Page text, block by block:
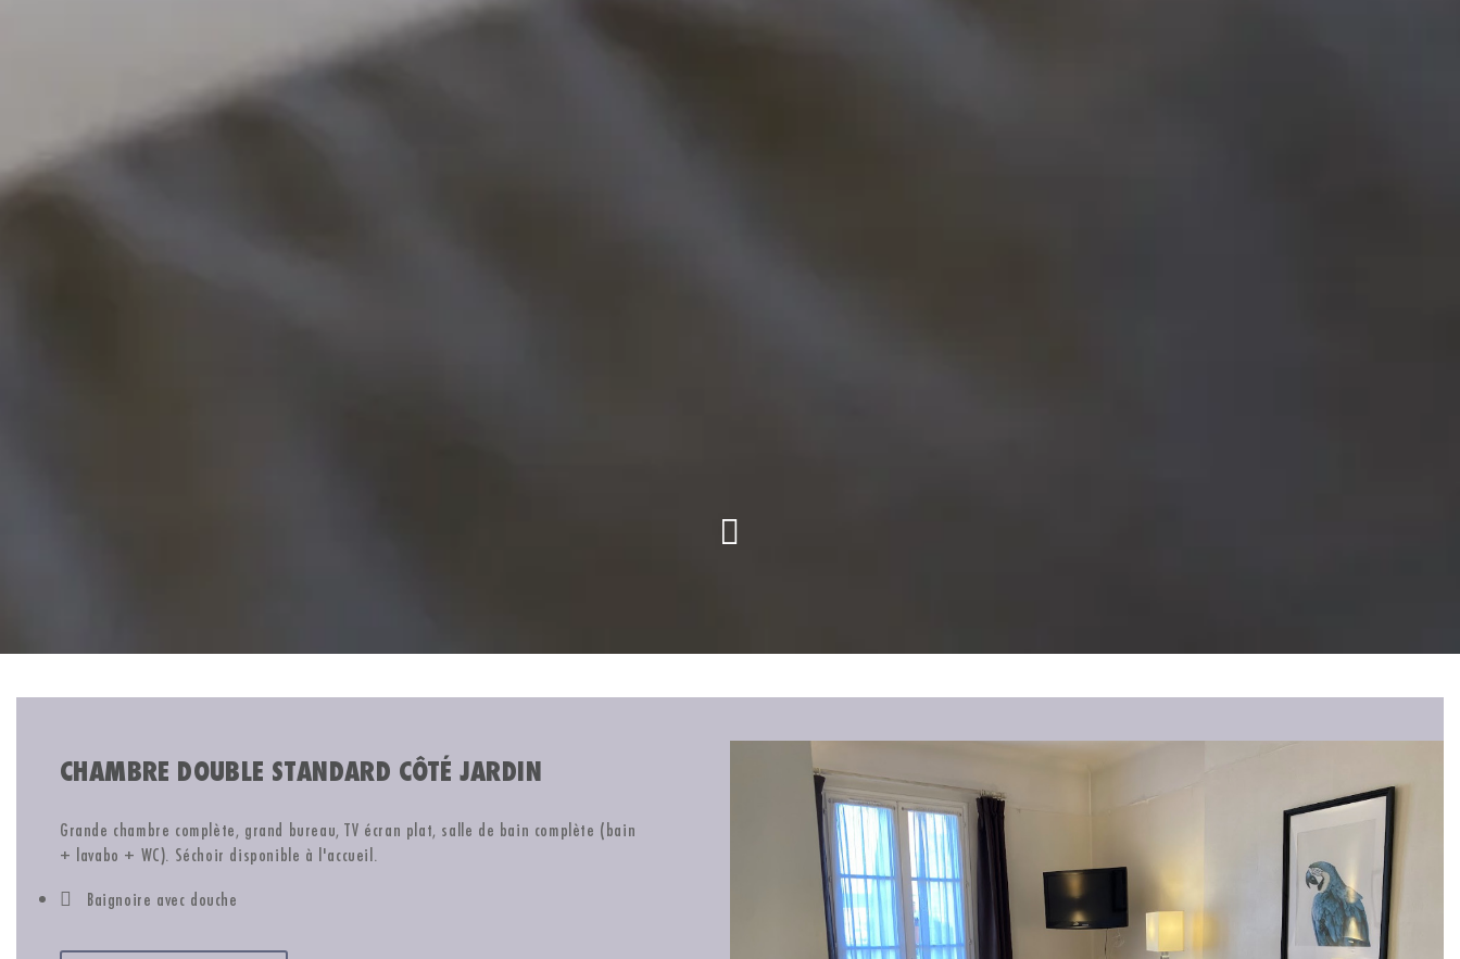
CHAMBRE DOUBLE STANDARD CÔTÉ JARDIN
Grande chambre complète, grand bureau, TV écran plat, salle de bain complète (bain
+ lavabo + WC). Séchoir disponible à l'accueil.
Baignoire avec douche